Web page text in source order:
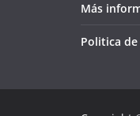
Más
Politica